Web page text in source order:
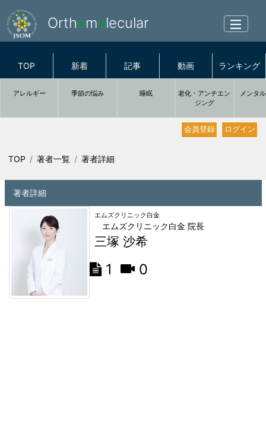
Orthomolecular
TOP 新着 記事 動画 ランキング
アレルギー 季節の悩み 睡眠
老化・アンチエン
ジング
メンタ
ログイン
会員登録
TOP 著者一覧 著者詳細
著者詳細
エムズクリニック白金
エムズクリニック白金 院長
三塚 沙希
1 0